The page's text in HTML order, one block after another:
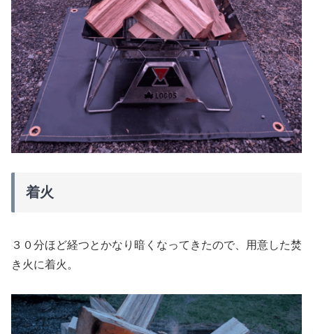
着火
３０分ほど経つとかなり暗くなってきたので、用意した焚
き火に着火。